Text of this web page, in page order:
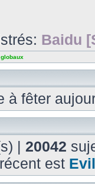
Baidu
à fêter
| 20042
est Evil